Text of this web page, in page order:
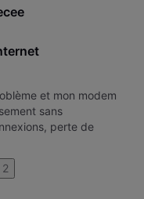
et mon modem
sans
perte de
Ipad et
2